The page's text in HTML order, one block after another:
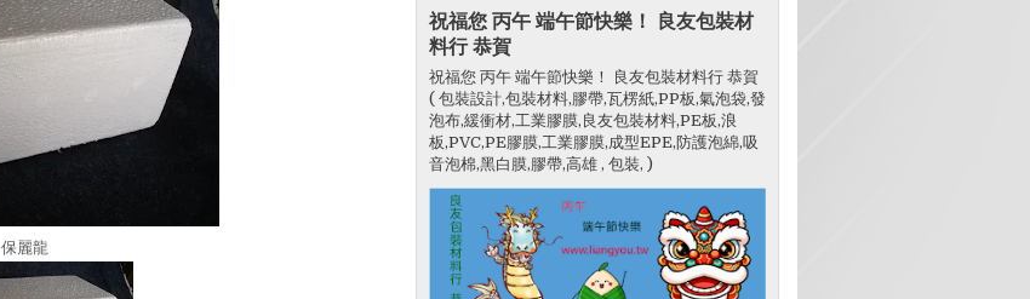
保麗龍
祝福您 丙午 端午節快樂！ 良友包裝材
料行 恭賀
祝福您 丙午 端午節快樂！ 良友包裝材料行 恭賀
( 包裝設計,包裝材料,膠帶,瓦楞紙,PP板,氣泡袋,發
泡布,緩衝材,工業膠膜,良友包裝材料,PE板,浪
板,PVC,PE膠膜,工業膠膜,成型EPE,防護泡綿,吸
音泡棉,黑白膜,膠帶,高雄 , 包裝, )